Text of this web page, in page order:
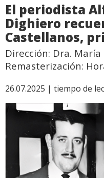
El periodista
Dighiero
Castellanos,
Dirección: Dra.
Remasterización:
26.07.2025 | tiempo de